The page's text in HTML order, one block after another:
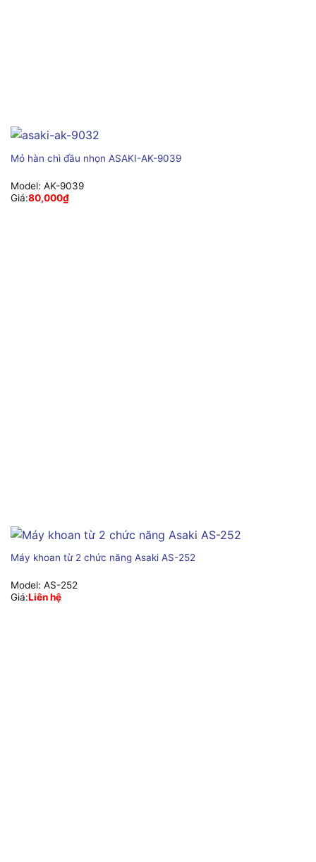
Mỏ hàn chì đầu nhọn ASAKI-AK-9039
Model: AK-9039
Giá:80,000₫
Máy khoan từ 2 chức năng Asaki AS-252
Model: AS-252
Giá:Liên hệ